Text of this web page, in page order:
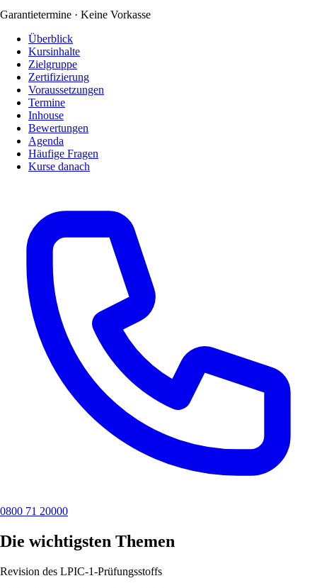
Garantietermine · Keine Vorkasse
Überblick
Kursinhalte
Zielgruppe
Zertifizierung
Voraussetzungen
Termine
Inhouse
Bewertungen
Agenda
Häufige Fragen
Kurse danach
0800 71 20000
Die wichtigsten Themen
Revision des LPIC-1-Prüfungsstoffs